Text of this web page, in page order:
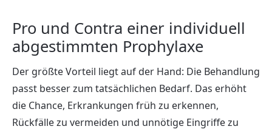
Pro und Contra einer individuell
abgestimmten Prophylaxe
Der größte Vorteil liegt auf der Hand: Die Behandlung
passt besser zum tatsächlichen Bedarf. Das erhöht
die Chance, Erkrankungen früh zu erkennen,
Rückfälle zu vermeiden und unnötige Eingriffe zu